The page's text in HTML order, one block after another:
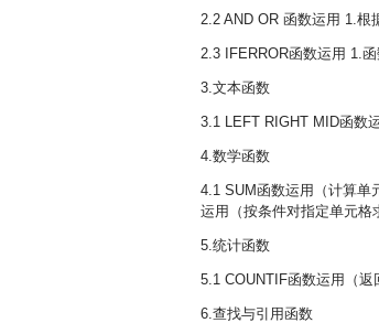
2.2 AND OR 函数运用 1.根
2.3 IFERROR函数运用 1.
3.文本函数
3.1 LEFT RIGHT MID函数
4.数学函数
4.1 SUM函数运用（计算单
运用（按条件对指定单元
5.统计函数
5.1 COUNTIF函数运用（
6.查找与引用函数